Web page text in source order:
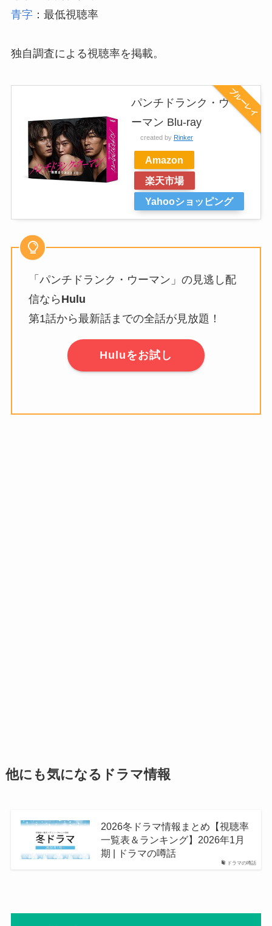
青字：最低視聴率
独自調査による視聴率を掲載。
パンチドランク・ウ
ーマン Blu-ray
created by Rinker
Amazon
楽天市場
Yahooショッピング
ブルーレイ
「パンチドランク・ウーマン」の見逃し配
信なら Hulu
第1話から最新話までの全話が見放題！
Huluをお試し
他にも気になるドラマ情報
ドラマの噂話
2026冬ドラマ情報まとめ【視聴率
一覧表＆ランキング】2026年1月
期 | ドラマの噂話